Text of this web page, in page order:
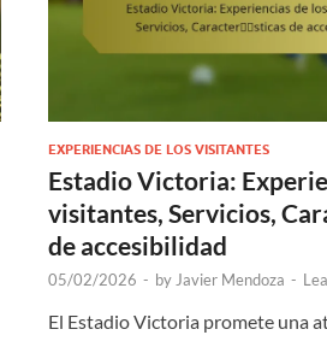
EXPERIENCIAS DE LOS VISITANTES
Estadio Victoria:
visitantes, Servicios,
de accesibilidad
05/02/2026 - byJavier Mendoza -
El Estadio Victoria promete una